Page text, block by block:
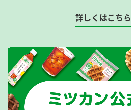
詳しくはこちら